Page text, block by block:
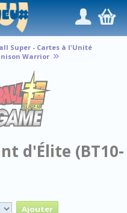
/,
Super - Cartes à l'Unité
Warrior
d'Élite (BT10-